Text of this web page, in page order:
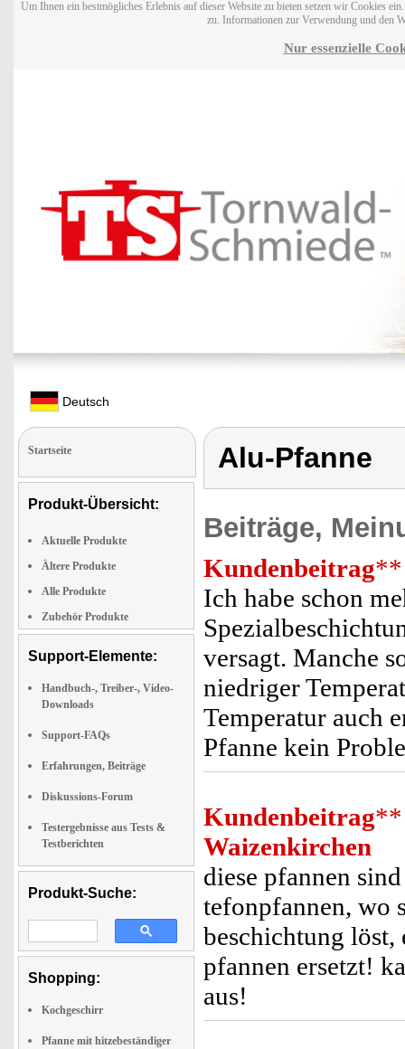
Um Ihnen ein bestmögliches Erlebnis auf dieser Website zu bieten setzen wir Cookies
zu. Informationen zur Verwendung und den
Nur essenzielle
Deutsch
Startseite
Produkt-Übersicht:
Aktuelle Produkte
Ältere Produkte
Alle Produkte
Zubehör Produkte
Support-Elemente:
Handbuch-, Treiber-, Video-
Downloads
Support-FAQs
Erfahrungen, Beiträge
Diskussions-Forum
Testergebnisse aus Tests &
Testberichten
Produkt-Suche:
Shopping:
Kochgeschirr
Pfanne mit hitzebeständiger
Alu-Pfanne
Beiträge,
Kundenbeitrag**
Ich habe schon
versagt. Manche
niedriger
Temperatur auch
Pfanne kein
Kundenbeitrag**
Waizenkirchen
diese pfannen
tefonpfannen, wo
beschichtung löst,
pfannen ersetzt!
aus!